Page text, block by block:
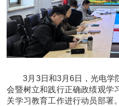
3月3日和3月6日，光电学
会暨树立和践行正确政绩观学
关学习教育工作进行动员部署